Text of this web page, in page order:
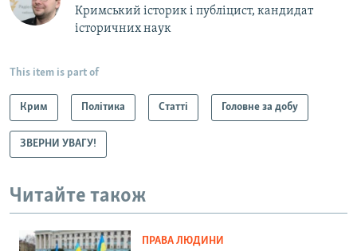
Кримський історик і публіцист, кандидат
історичних наук
This item is part of
Крим Політика Статті Головне за добу
ЗВЕРНИ УВАГУ!
Читайте також
ПРАВА ЛЮДИНИ